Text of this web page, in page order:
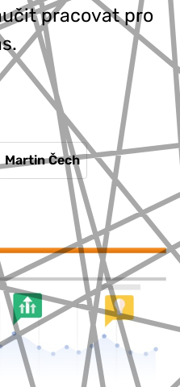
pracovat pro
Martin Čech